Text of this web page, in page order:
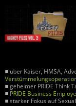
■ über Kaiser, HMSA,
■ geheimer PRIDE Think
■ PRIDE Business
■ starker Fokus auf